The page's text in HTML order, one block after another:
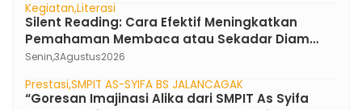
Kegiatan Literasi
Silent Reading: Cara Efektif Meningkatkan
Pemahaman Membaca atau Sekadar Diam
Tanpa Kata ?
Senin,3Agustus2026
Prestasi SMPIT AS-SYIFA BS JALANCAGAK
“Goresan Imajinasi Alika dari SMPIT As Syifa